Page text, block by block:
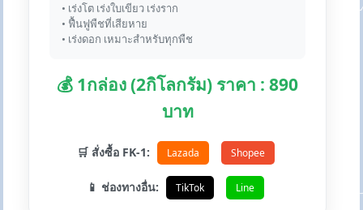
• เร่งโต เร่งใบเขียว เร่งราก
• ฟื้นฟูพืชที่เสียหาย
• เร่งดอก เหมาะสำหรับทุกพืช
💰 1กล่อง (2กิโลกรัม) ราคา : 890
บาท
🛒 สั่งซื้อ FK-1: Lazada Shopee
📱 ช่องทางอื่น: TikTok Line